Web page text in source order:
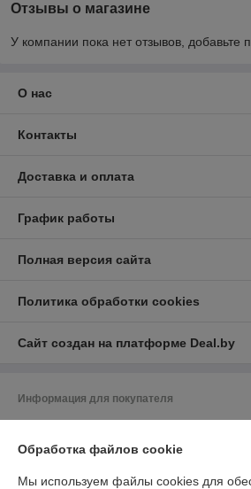
Отзывы о магазине
У компании пока нет отзывов, добавьте
О нас
Контакты
Доставка и оплата
График работы
Полная версия сайта
Политика обработки cookies
Сайт создан на платформе Deal.by
Информация для покупателя
Обработка файлов cookie
Мы используем файлы cookies для